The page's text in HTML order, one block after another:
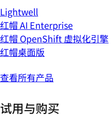
Lightwell
红帽 AI Enterprise
红帽 OpenShift 虚拟化引擎
红帽桌面版
查看所有产品
试用与购买